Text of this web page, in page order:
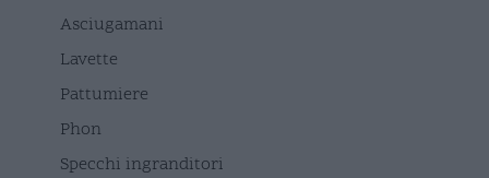
Asciugamani
Lavette
Pattumiere
Phon
Specchi ingranditori